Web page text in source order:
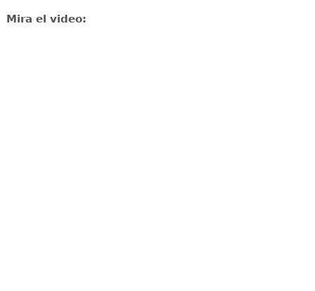
Mira el video: